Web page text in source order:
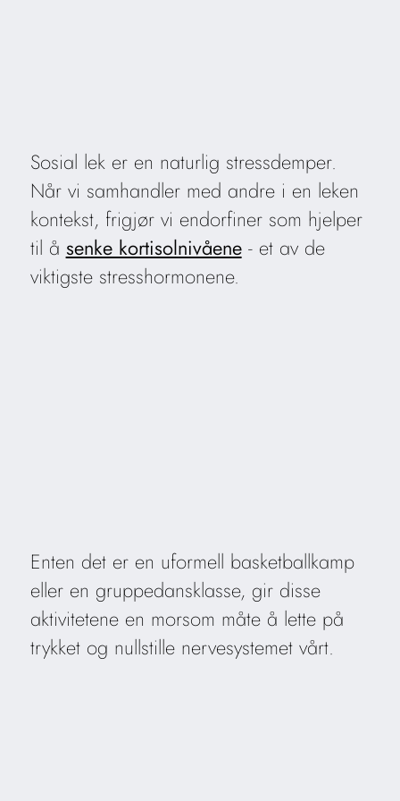
Sosial lek er en naturlig stressdemper.
Når vi samhandler med andre i en leken
kontekst, frigjør vi endorfiner som hjelper
til å senke kortisolnivåene- et av de
viktigste stresshormonene.
Enten det er en uformell basketballkamp
eller en gruppedansklasse, gir disse
aktivitetene en morsom måte å lette på
trykket og nullstille nervesystemet vårt.